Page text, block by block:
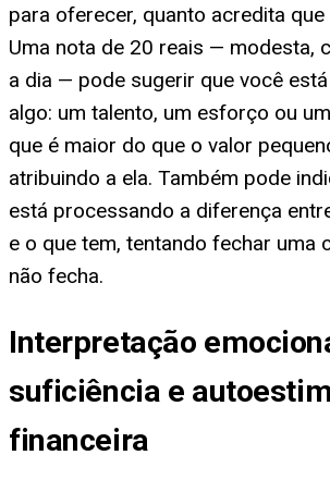
para oferecer, quanto acredita
Uma nota de 20 reais — modesta,
a dia — pode sugerir que você
algo: um talento, um esforço ou
que é maior do que o valor
atribuindo a ela. Também pode
está processando a diferença
e o que tem, tentando fechar uma
não fecha.
Interpretação
suficiência e
financeira